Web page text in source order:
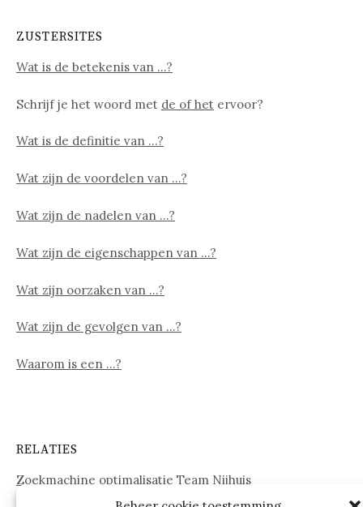
ZUSTERSITES
Wat is de betekenis van …?
Schrijf je het woord met de of het ervoor?
Wat is de definitie van …?
Wat zijn de voordelen van …?
Wat zijn de nadelen van …?
Wat zijn de eigenschappen van …?
Wat zijn oorzaken van …?
Wat zijn de gevolgen van …?
Waarom is een …?
RELATIES
Zoekmachine optimalisatie Team Nijhuis